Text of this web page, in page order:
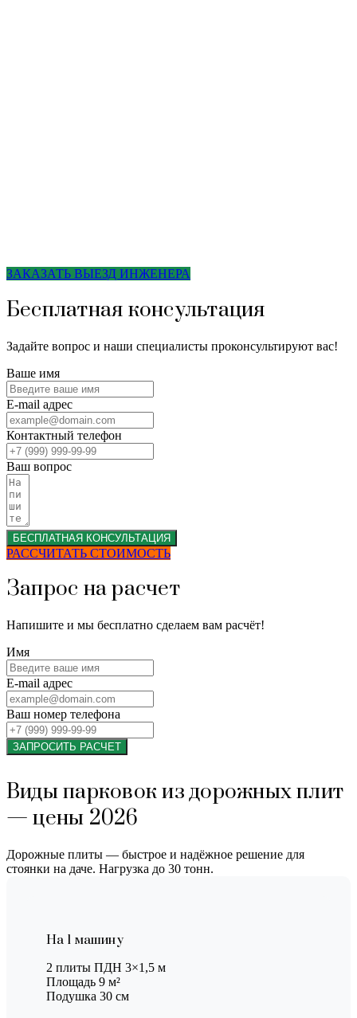
ЗАКАЗАТЬ ВЫЕЗД ИНЖЕНЕРА
Бесплатная консультация
Задайте вопрос и наши специалисты проконсультируют вас!
Ваше имя
E-mail адрес
Контактный телефон
Ваш вопрос
БЕСПЛАТНАЯ КОНСУЛЬТАЦИЯ
РАССЧИТАТЬ СТОИМОСТЬ
Запрос на расчет
Напишите и мы бесплатно сделаем вам расчёт!
Имя
E-mail адрес
Ваш номер телефона
ЗАПРОСИТЬ РАСЧЕТ
Виды парковок из дорожных плит
— цены 2026
Дорожные плиты — быстрое и надёжное решение для
стоянки на даче. Нагрузка до 30 тонн.
На 1 машину
2 плиты ПДН 3×1,5 м
Площадь 9 м²
Подушка 30 см